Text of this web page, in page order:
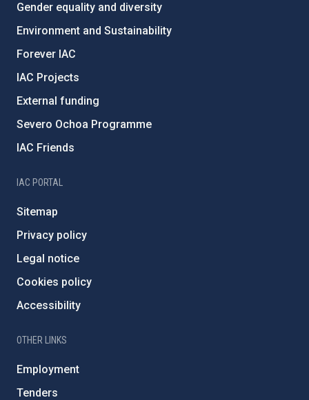
Gender equality and diversity
Environment and Sustainability
Forever IAC
IAC Projects
External funding
Severo Ochoa Programme
IAC Friends
IAC PORTAL
Sitemap
Privacy policy
Legal notice
Cookies policy
Accessibility
OTHER LINKS
Employment
Tenders